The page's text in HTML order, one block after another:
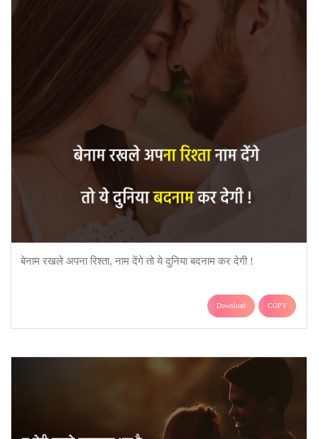
बेनाम रखले अपना रिश्ता, नाम देंगे तो ये दुनिया बदनाम कर देगी !
Download COPY